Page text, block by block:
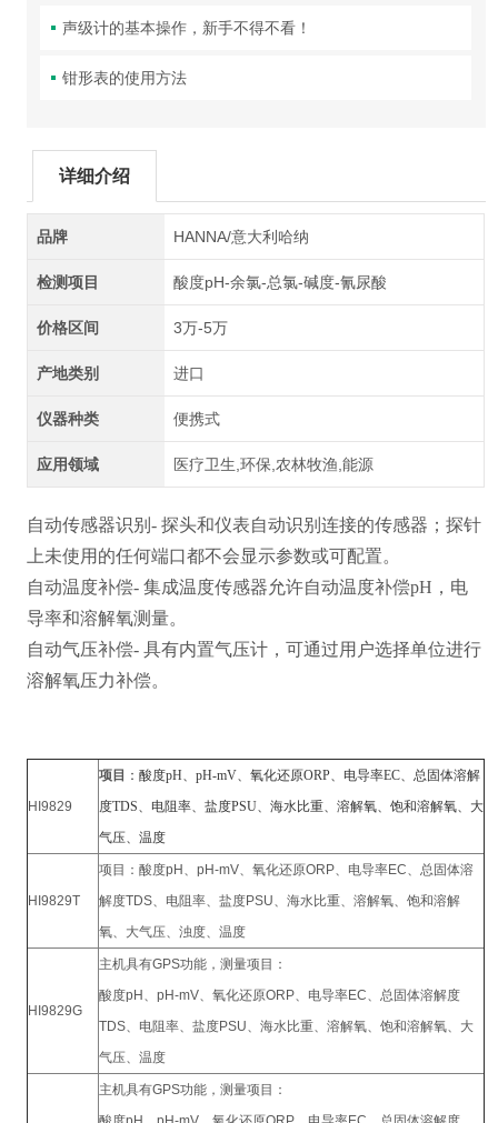
声级计的基本操作，新手不得不看！
钳形表的使用方法
详细介绍
品牌 HANNA/意大利哈纳
检测项目 酸度pH-余氯-总氯-碱度-氰尿酸
价格区间 3万-5万
产地类别 进口
仪器种类 便携式
应用领域 医疗卫生,环保,农林牧渔,能源
自动传感器识别- 探头和仪表自动识别连接的传感器；探针
上未使用的任何端口都不会显示参数或可配置。
自动温度补偿- 集成温度传感器允许自动温度补偿pH，电
导率和溶解氧测量。
自动气压补偿- 具有内置气压计，可通过用户选择单位进行
溶解氧压力补偿。
HI9829
项目 ：酸度pH、pH-mV、氧化还原ORP、 电导率EC、 总固体溶解
度TDS、 电阻率、盐度PSU、 海水比重、溶解氧、饱和溶解氧、大
气压、温度
HI9829T
项目：酸度pH、pH-mV、氧化还原ORP、电导率EC、总固体溶
解度TDS、电阻率、盐度PSU、海水比重、溶解氧、饱和溶解
氧、大气压、浊度、温度
HI9829G
主机具有GPS功能，测量项目：
酸度pH、pH-mV、氧化还原ORP、电导率EC、总固体溶解度
TDS、电阻率、盐度PSU、海水比重、溶解氧、饱和溶解氧、大
气压、温度
主机具有GPS功能，测量项目：